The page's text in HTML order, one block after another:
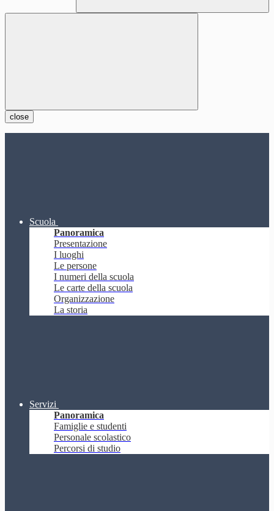
close
Scuola
Panoramica
Presentazione
I luoghi
Le persone
I numeri della scuola
Le carte della scuola
Organizzazione
La storia
Servizi
Panoramica
Famiglie e studenti
Personale scolastico
Percorsi di studio